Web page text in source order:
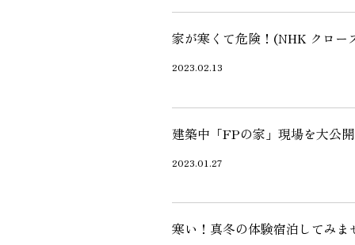
スタッフ紹介
自社大工集団「名匠会」
ホームオーナー様が集う会『100TOMO』
スタッフブログ
家が寒くて危険！(NHK クロー
2023.02.13
建築中「FPの家」現場を大公開
2023.01.27
寒い！真冬の体験宿泊してみま